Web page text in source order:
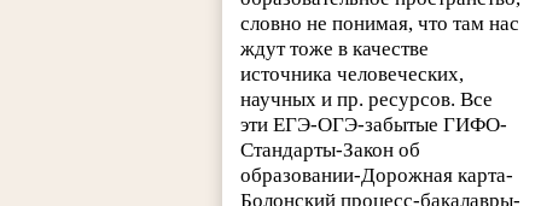
словно не понимая, что там нас
ждут тоже в качестве
источника человеческих,
научных и пр. ресурсов. Все
эти ЕГЭ-ОГЭ-забытые ГИФО-
Стандарты-Закон об
образовании-Дорожная карта-
Болонский процесс-бакалавры-